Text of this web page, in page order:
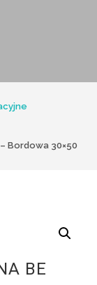
– Bordowa 30×50
BE